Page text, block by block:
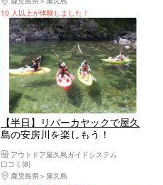
【1ダイブコース】
10 人以上が体験しました！
【半日】リバーカヤックで屋久
島の安房川を楽しもう！
アウトドア屋久島ガイドシステム
口コミ(8)
鹿児島県
屋久島